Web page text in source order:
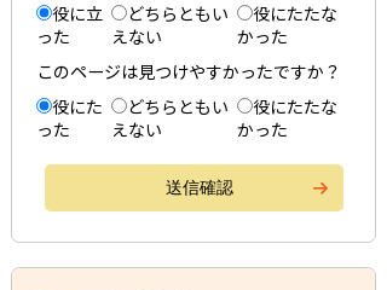
役に立
った
どちらともい
えない
役にたたな
かった
このページは見つけやすかったですか？
役にた
った
どちらともい
えない
役にたたな
かった